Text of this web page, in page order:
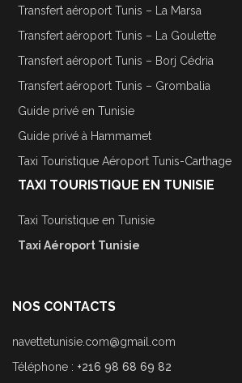
Transfert aéroport Tunis – La Marsa
Transfert aéroport Tunis – La Goulette
Transfert aéroport Tunis – Borj Cédria
Transfert aéroport Tunis – Grombalia
Guide privé en Tunisie
Guide privé à Hammamet
Taxi Touristique Aéroport Tunis-Carthage
TAXI TOURISTIQUE EN TUNISIE
Taxi Touristique en Tunisie
Taxi Aéroport Tunisie
NOS CONTACTS
navettetunisie.com@gmail.com
Téléphone : +216 98 68 69 82